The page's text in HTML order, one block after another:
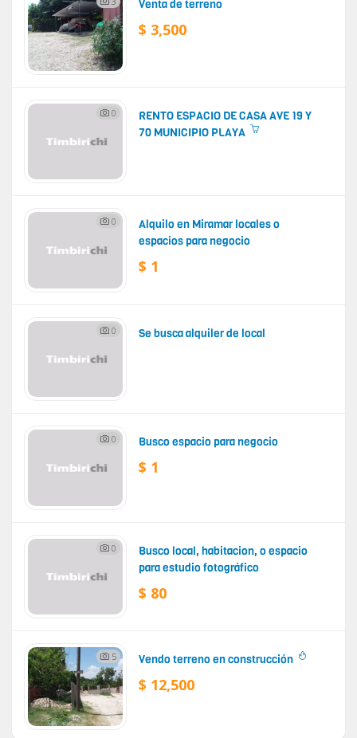
Venta de terreno
$ 3,500
0
RENTO ESPACIO DE CASA AVE 19 Y
70 MUNICIPIO PLAYA
0
Alquilo en Miramar locales o
espacios para negocio
$ 1
0 Se busca alquiler de local
0 Busco espacio para negocio
$ 1
0
Busco local, habitacion, o espacio
para estudio fotográfico
$ 80
5 Vendo terreno en construcción
$ 12,500